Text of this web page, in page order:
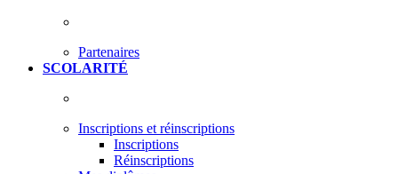
Partenaires
SCOLARITÉ
Inscriptions et réinscriptions
Inscriptions
Réinscriptions